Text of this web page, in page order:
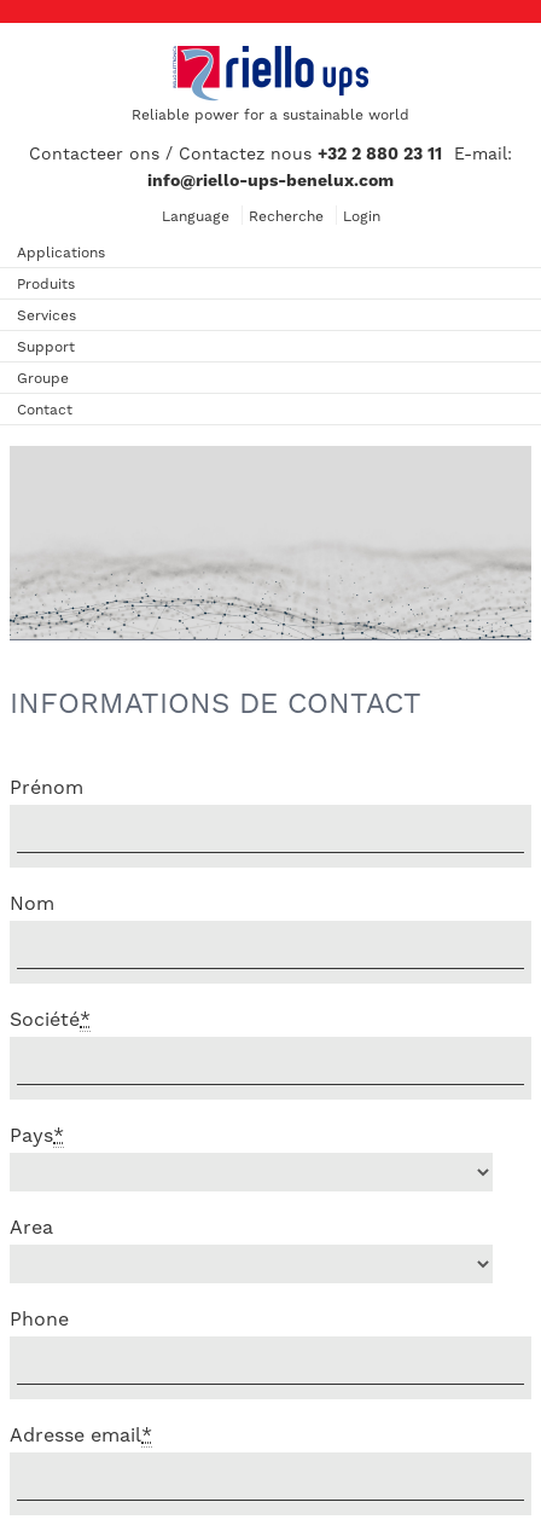
Reliable power for a sustainable world
Contacteer ons / Contactez nous +32 2 880 23 11 E-mail:
info@riello-ups-benelux.com
Language Recherche Login
Applications
Produits
Services
Support
Groupe
Contact
INFORMATIONS DE CONTACT
Prénom
Nom
Société*
Pays*
Area
Phone
Adresse email*